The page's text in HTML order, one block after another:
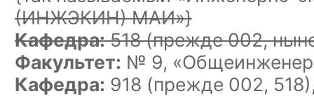
(ИНЖЭКИН) МАИ»}
Кафедра:518(прежде 002,
Факультет: № 9,
Кафедра: 918 (прежде 002,